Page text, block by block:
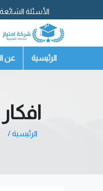
الأسئلة الشائعة
تواصل معنا
الرئيسية عن
افكار
الرئيسية /